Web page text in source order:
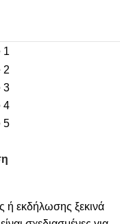
ή εκδήλωσης ξεκινά